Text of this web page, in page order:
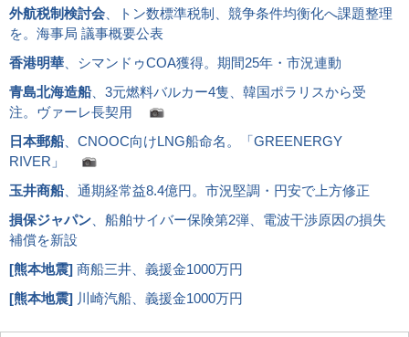
外航税制検討会 、トン数標準税制、競争条件均衡化へ課題整理
を。海事局 議事概要公表
香港明華 、シマンドゥCOA獲得。期間25年・市況連動
青島北海造船、3元燃料バルカー4隻、韓国ポラリスから受
注。ヴァーレ長契用
日本郵船、CNOOC向けLNG船命名。「GREENERGY
RIVER」
玉井商船、通期経常益8.4億円。市況堅調・円安で上方修正
損保ジャパン 、船舶サイバー保険第2弾、電波干渉原因の損失
補償を新設
[熊本地震] 商船三井、義援金1000万円
[熊本地震] 川崎汽船、義援金1000万円